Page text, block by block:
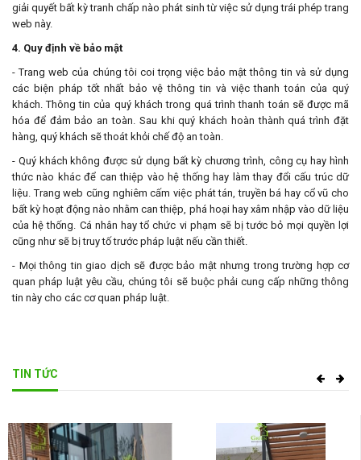
giải quyết bất kỳ tranh chấp nào phát sinh từ việc sử dụng trái phép trang
web này.
4. Quy định về bảo mật
- Trang web của chúng tôi coi trọng việc bảo mật thông tin và sử dụng
các biện pháp tốt nhất bảo vệ thông tin và việc thanh toán của quý
khách. Thông tin của quý khách trong quá trình thanh toán sẽ được mã
hóa để đảm bảo an toàn. Sau khi quý khách hoàn thành quá trình đặt
hàng, quý khách sẽ thoát khỏi chế độ an toàn.
- Quý khách không được sử dụng bất kỳ chương trình, công cụ hay hình
thức nào khác để can thiệp vào hệ thống hay làm thay đổi cấu trúc dữ
liệu. Trang web cũng nghiêm cấm việc phát tán, truyền bá hay cổ vũ cho
bất kỳ hoạt động nào nhằm can thiệp, phá hoại hay xâm nhập vào dữ liệu
của hệ thống. Cá nhân hay tổ chức vi phạm sẽ bị tước bỏ mọi quyền lợi
cũng như sẽ bị truy tố trước pháp luật nếu cần thiết.
- Mọi thông tin giao dịch sẽ được bảo mật nhưng trong trường hợp cơ
quan pháp luật yêu cầu, chúng tôi sẽ buộc phải cung cấp những thông
tin này cho các cơ quan pháp luật.
TIN TỨC